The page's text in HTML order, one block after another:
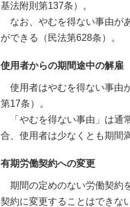
基法附則第137条）。
なお、やむを得ない事由が
ができる（民法第628条）。
使用者からの期間途中の解雇
使用者はやむを得ない事由
第17条）。
「やむを得ない事由」は通
合、使用者は少なくとも期間
有期労働契約への変更
期間の定めのない労働契約
契約に変更することはできな